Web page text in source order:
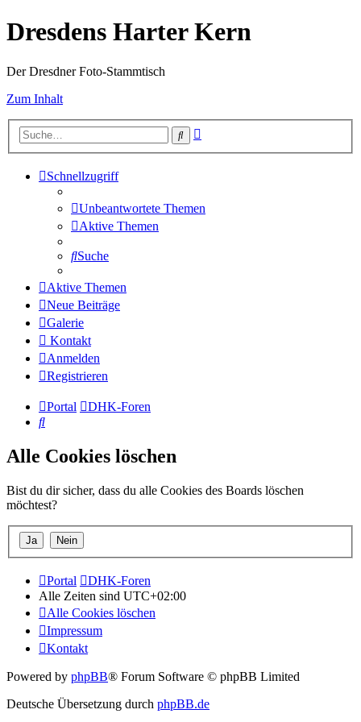
Dresdens Harter Kern
Der Dresdner Foto-Stammtisch
Zum Inhalt
Suche
Schnellzugriff
Unbeantwortete Themen
Aktive Themen
Suche
Aktive Themen
Neue Beiträge
Galerie
Kontakt
Anmelden
Registrieren
Portal
DHK-Foren
Suche
Alle Cookies löschen
Bist du dir sicher, dass du alle Cookies des Boards löschen
möchtest?
Portal
DHK-Foren
Alle Zeiten sind UTC+02:00
Alle Cookies löschen
Impressum
Kontakt
Powered by phpBB® Forum Software © phpBB Limited
Deutsche Übersetzung durch phpBB.de